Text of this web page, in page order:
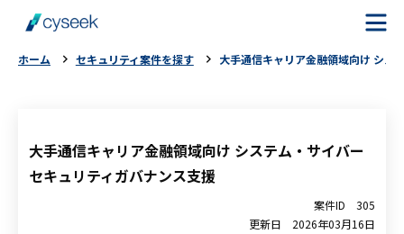
案件を探す
ホーム セキュリティ案件を探す 大手通信キャリア金融領域向け シス
大手通信キャリア金融領域向け システム・サイバー
セキュリティガバナンス支援
案件ID
305
更新日
2026年03月16日